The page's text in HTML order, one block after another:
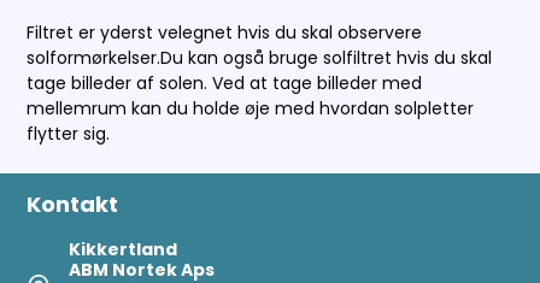
Filtret er yderst velegnet hvis du skal observere
solformørkelser.Du kan også bruge solfiltret hvis du skal
tage billeder af solen. Ved at tage billeder med
mellemrum kan du holde øje med hvordan solpletter
flytter sig.
Kontakt
Kikkertland
ABM Nortek Aps